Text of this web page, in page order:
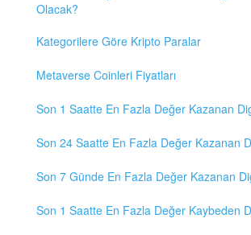
Olacak?
Kategorilere Göre Kripto Paralar
Metaverse Coinleri Fiyatları
Son 1 Saatte En Fazla Değer Kazanan
Son 24 Saatte En Fazla Değer Kazanan
Son 7 Günde En Fazla Değer Kazanan
Son 1 Saatte En Fazla Değer Kaybeden